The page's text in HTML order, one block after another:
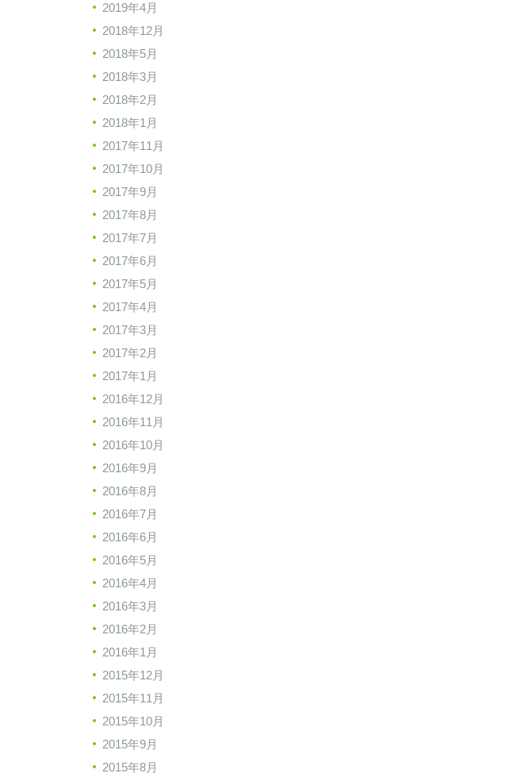
2019年4月
2018年12月
2018年5月
2018年3月
2018年2月
2018年1月
2017年11月
2017年10月
2017年9月
2017年8月
2017年7月
2017年6月
2017年5月
2017年4月
2017年3月
2017年2月
2017年1月
2016年12月
2016年11月
2016年10月
2016年9月
2016年8月
2016年7月
2016年6月
2016年5月
2016年4月
2016年3月
2016年2月
2016年1月
2015年12月
2015年11月
2015年10月
2015年9月
2015年8月